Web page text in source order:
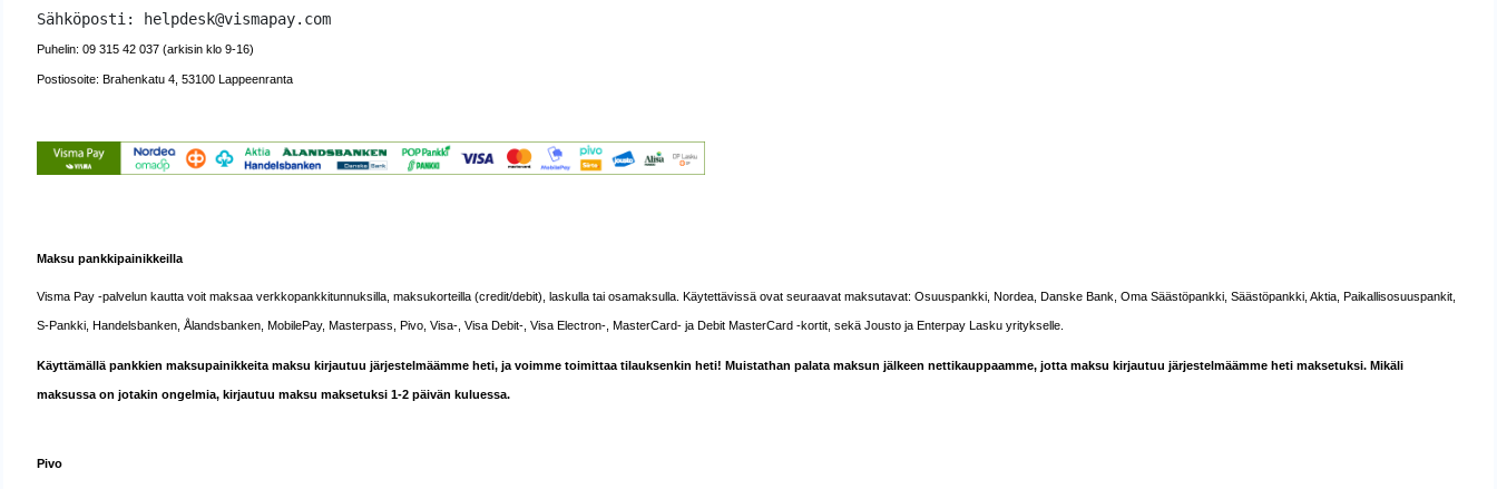
Sähköposti: helpdesk@vismapay.com
Puhelin: 09 315 42 037 (arkisin klo 9-16)
Postiosoite: Brahenkatu 4, 53100 Lappeenranta
Maksu pankkipainikkeilla
Visma Pay -palvelun kautta voit maksaa verkkopankkitunnuksilla, maksukorteilla (credit/debit), laskulla tai osamaksulla.Käytettävissä ovat seuraavat maksutavat: Osuuspankki, Nordea, Danske Bank, Oma Säästöpankki, Säästöpankki, Aktia, Paikallisosuuspankit,
S-Pankki, Handelsbanken, Ålandsbanken, MobilePay, Masterpass, Pivo, Visa-, Visa Debit-, Visa Electron-, MasterCard- ja Debit MasterCard -kortit, sekä Jousto ja Enterpay Lasku yritykselle.
Käyttämällä pankkien maksupainikkeita maksu kirjautuu järjestelmäämme heti, ja voimme toimittaa tilauksenkin heti! Muistathan palata maksun jälkeen nettikauppaamme, jotta maksu kirjautuu järjestelmäämme heti maksetuksi. Mikäli
maksussa on jotakin ongelmia, kirjautuu maksu maksetuksi 1-2 päivän kuluessa.
Pivo